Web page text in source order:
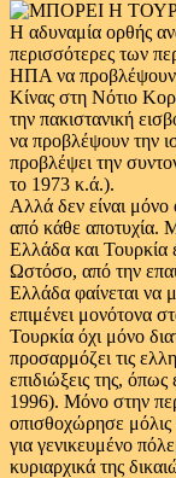
Η αδυναμία ορθής
περισσότερες των
ΗΠΑ να προβλέψουν
Κίνας στη Νότιο
την πακιστανική
να προβλέψουν την
προβλέψει την
το 1973 κ.ά.).
Αλλά δεν είναι μόνο
από κάθε αποτυχία.
Ελλάδα και Τουρκία
Ωστόσο, από την
Ελλάδα φαίνεται να
επιμένει μονότονα
Τουρκία όχι μόνο
προσαρμόζει τις
επιδιώξεις της,
1996). Μόνο στην
οπισθοχώρησε
για γενικευμένο
κυριαρχικά της